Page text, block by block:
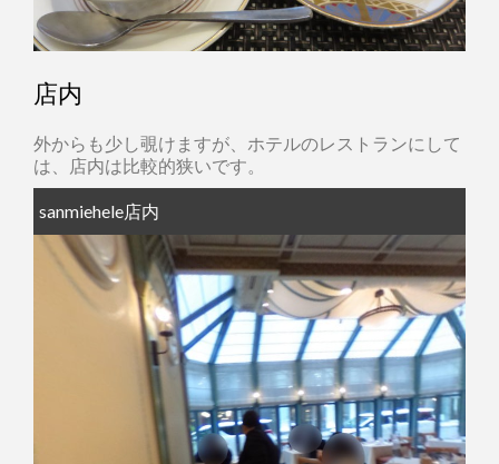
店内
外からも少し覗けますが、ホテルのレストランにして
は、店内は比較的狭いです。
sanmiehele店内